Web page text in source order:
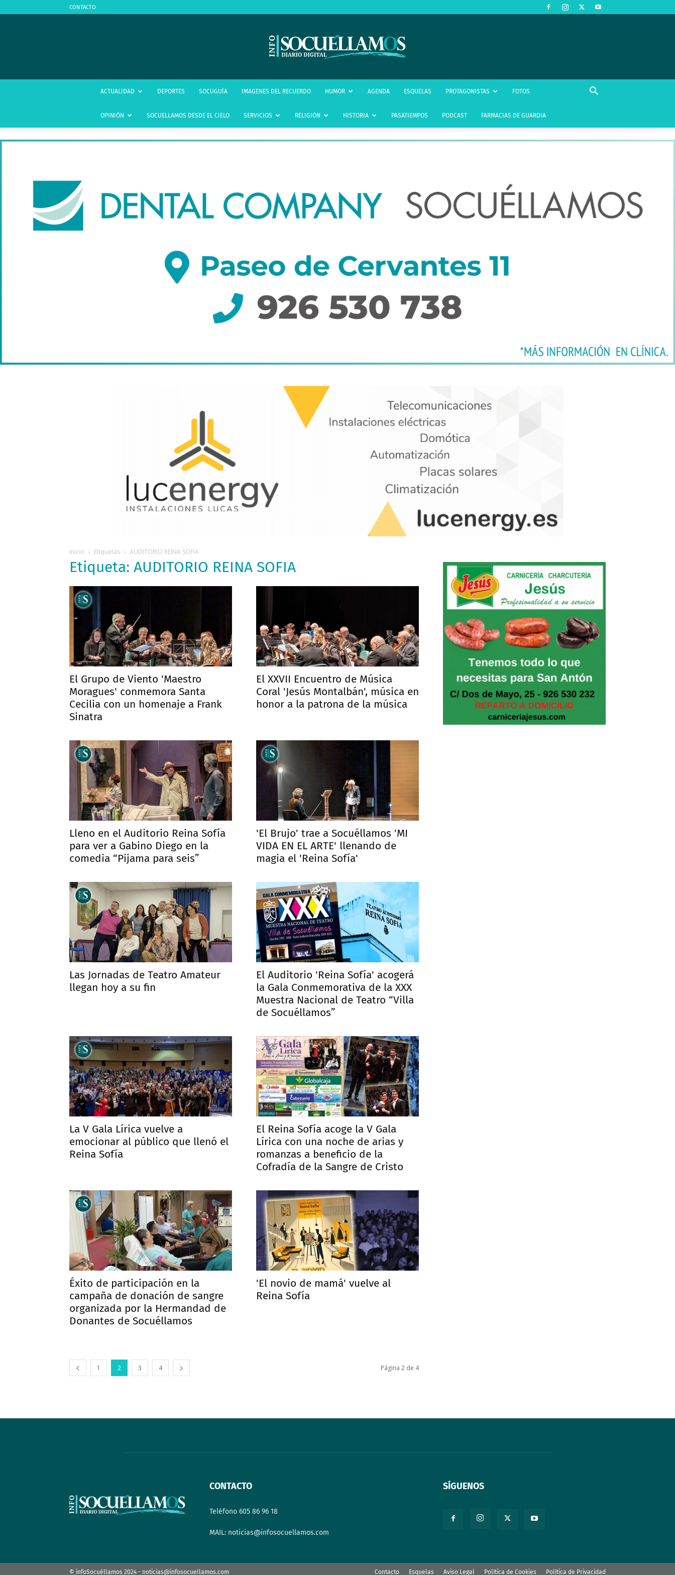
CONTACTO
infoSocuéllamos
ACTUALIDAD DEPORTES SOCUGUÍA IMAGENES DEL RECUERDO HUMOR AGENDA ESQUELAS PROTAGONISTAS FOTOS
OPINIÓN SOCUELLAMOS DESDE EL CIELO SERVICIOS RELIGIÓN HISTORIA PASATIEMPOS PODCAST FARMACIAS DE GUARDIA
Inicio Etiquetas AUDITORIO REINA SOFIA
Etiqueta: AUDITORIO REINA SOFIA
El Grupo de Viento 'Maestro
Moragues' conmemora Santa
Cecilia con un homenaje a Frank
Sinatra
El XXVII Encuentro de Música
Coral 'Jesús Montalbán', música en
honor a la patrona de la música
Lleno en el Auditorio Reina Sofía
para ver a Gabino Diego en la
comedia “Pijama para seis”
'El Brujo' trae a Socuéllamos 'MI
VIDA EN EL ARTE' llenando de
magia el 'Reina Sofía'
Las Jornadas de Teatro Amateur
llegan hoy a su fin
El Auditorio 'Reina Sofía' acogerá
la Gala Conmemorativa de la XXX
Muestra Nacional de Teatro “Villa
de Socuéllamos”
La V Gala Lírica vuelve a
emocionar al público que llenó el
Reina Sofía
El Reina Sofía acoge la V Gala
Lírica con una noche de arias y
romanzas a beneficio de la
Cofradía de la Sangre de Cristo
Éxito de participación en la
campaña de donación de sangre
organizada por la Hermandad de
Donantes de Socuéllamos
'El novio de mamá' vuelve al
Reina Sofía
1 2 3 4 Página 2 de 4
CONTACTO
Teléfono 605 86 96 18
MAIL: noticias@infosocuellamos.com
SÍGUENOS
Contacto Esquelas Aviso Legal Política de Cookies Política de Privacidad
© infoSocuéllamos 2024 - noticias@infosocuellamos.com